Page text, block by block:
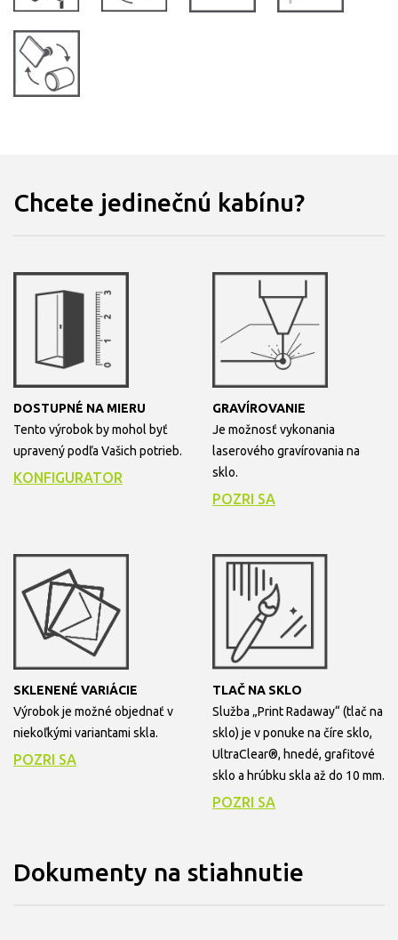
Chcete jedinečnú kabínu?
DOSTUPNÉ NA MIERU
Tento výrobok by mohol byť
upravený podľa Vašich potrieb.
KONFIGURATOR
GRAVÍROVANIE
Je možnosť vykonania
laserového gravírovania na
sklo.
POZRI SA
SKLENENÉ VARIÁCIE
Výrobok je možné objednať v
niekoľkými variantami skla.
POZRI SA
TLAČ NA SKLO
Služba „Print Radaway“ (tlač na
sklo) je v ponuke na číre sklo,
UltraClear®, hnedé, grafitové
sklo a hrúbku skla až do 10 mm.
POZRI SA
Dokumenty na stiahnutie